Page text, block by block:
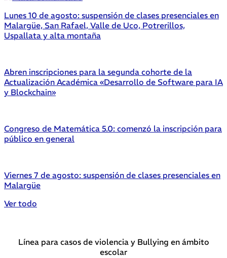
Lunes 10 de agosto: suspensión de clases presenciales en
Malargüe, San Rafael, Valle de Uco, Potrerillos,
Uspallata y alta montaña
Abren inscripciones para la segunda cohorte de la
Actualización Académica «Desarrollo de Software para IA
y Blockchain»
Congreso de Matemática 5.0: comenzó la inscripción para
público en general
Viernes 7 de agosto: suspensión de clases presenciales en
Malargüe
Ver todo
Línea para casos de violencia y Bullying en ámbito
escolar